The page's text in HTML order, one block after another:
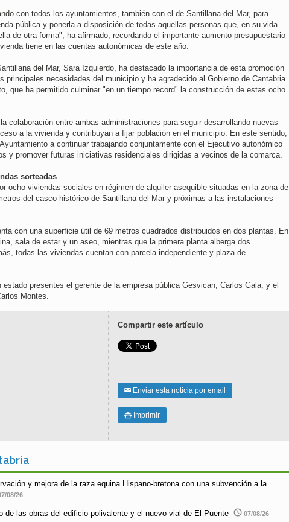
con todos los ayuntamientos, también con el de Santillana del Mar, para
pública y ponerla a disposición de todas aquellas personas que, en su vida
de otra forma", ha afirmado, recordando el importante aumento presupuestario
tiene en las cuentas autonómicas de este año.
del Mar, Sara Izquierdo, ha destacado la importancia de esta promoción
principales necesidades del municipio y ha agradecido al Gobierno de Cantabria
que ha permitido culminar "en un tiempo record" la construcción de estas ocho
colaboración entre ambas administraciones para seguir desarrollando nuevas
a la vivienda y contribuyan a fijar población en el municipio. En este sentido,
a continuar trabajando conjuntamente con el Ejecutivo autonómico
y promover futuras iniciativas residenciales dirigidas a vecinos de la comarca.
sorteadas
ocho viviendas sociales en régimen de alquiler asequible situadas en la zona de
del casco histórico de Santillana del Mar y próximas a las instalaciones
con una superficie útil de 69 metros cuadrados distribuidos en dos plantas. En
sala de estar y un aseo, mientras que la primera planta alberga dos
todas las viviendas cuentan con parcela independiente y plaza de
estado presentes el gerente de la empresa pública Gesvican, Carlos Gala; y el
Montes.
Compartir este artículo
✉ Enviar esta noticia por email
 Imprimir
y mejora de la raza equina Hispano-bretona con una subvención a la
08/26
de las obras del edificio polivalente y el nuevo vial de El Puente 07/08/26